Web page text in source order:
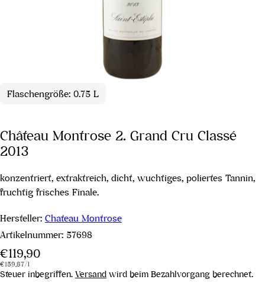
Flaschengröße: 0.75 L
Château Montrose 2. Grand Cru Classé
2013
konzentriert, extraktreich, dicht, wuchtiges, poliertes Tannin,
fruchtig frisches Finale.
Hersteller: Chateau Montrose
Artikelnummer: 57698
Regulärer
Preis
€119,90
Stückpreis
€159,87/pro
l
Steuer inbegriffen. Versand wird beim Bezahlvorgang berechnet.